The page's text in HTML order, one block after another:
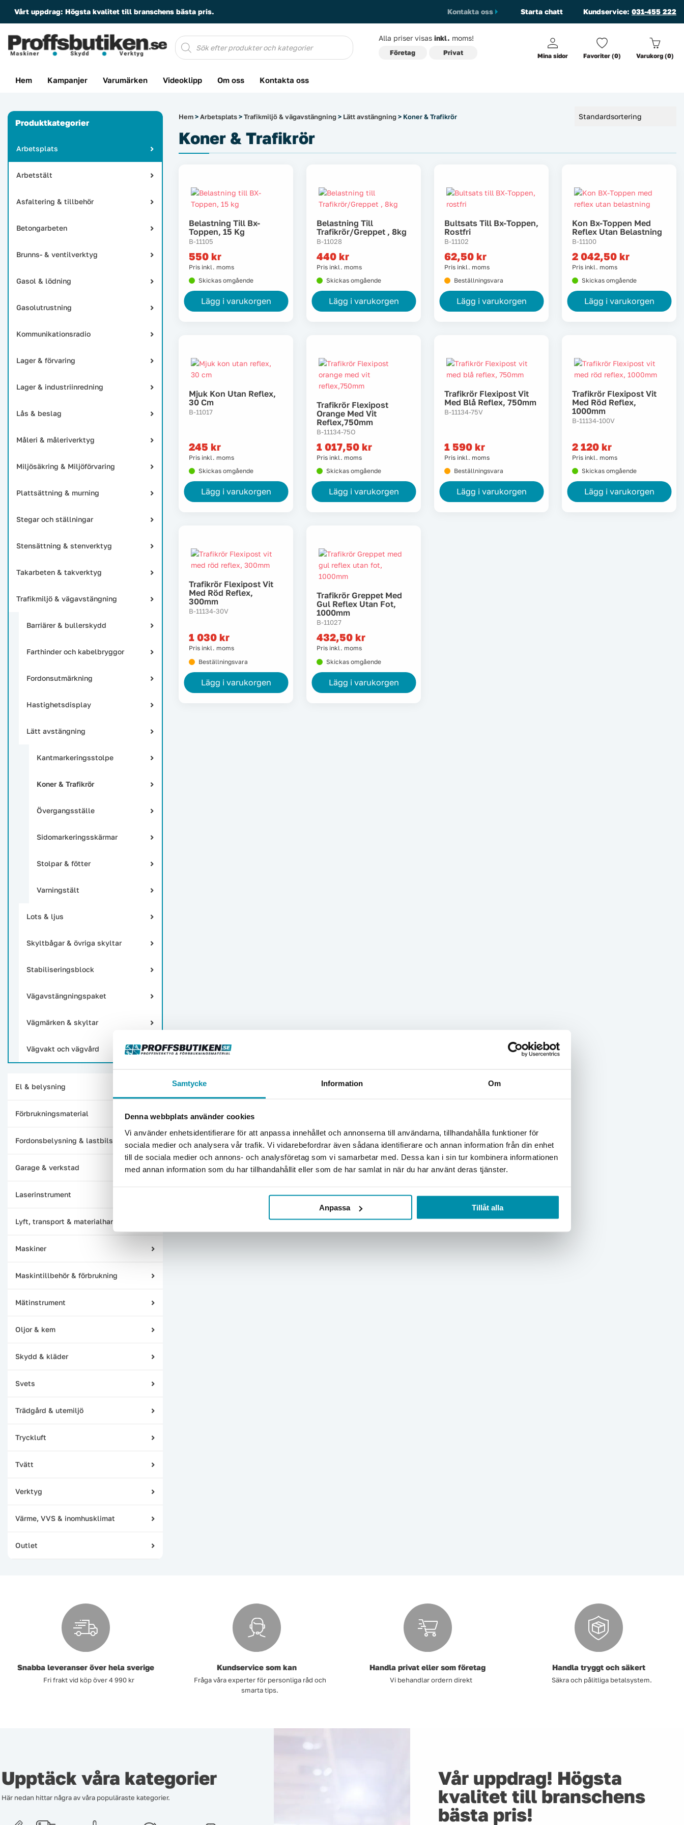
Samtycke Information Om
Denna webbplats använder cookies
Vi använder enhetsidentifierare för att anpassa innehållet och annonserna till användarna, tillhandahålla funktioner för
sociala medier och analysera vår trafik. Vi vidarebefordrar även sådana identifierare och annan information från din enhet
till de sociala medier och annons- och analysföretag som vi samarbetar med. Dessa kan i sin tur kombinera informationen
med annan information som du har tillhandahållit eller som de har samlat in när du har använt deras tjänster.
Anpassa Tillåt alla
Vårt uppdrag: Högsta kvalitet till branschens bästa pris. Kontakta oss Starta chatt Kundservice: 031-455 222
Produktsökning Alla priser visas inkl. moms!
Företag Privat Mina sidor Favoriter (0) Varukorg (0)
Hem Kampanjer Varumärken Videoklipp Om oss Kontakta oss
Produktkategorier
Arbetsplats
Arbetstält
Asfaltering & tillbehör
Betongarbeten
Brunns- & ventilverktyg
Gasol & lödning
Gasolutrustning
Kommunikationsradio
Lager & förvaring
Lager & industriinredning
Lås & beslag
Måleri & måleriverktyg
Miljösäkring & Miljöförvaring
Plattsättning & murning
Stegar och ställningar
Stensättning & stenverktyg
Takarbeten & takverktyg
Trafikmiljö & vägavstängning
Barriärer & bullerskydd
Farthinder och kabelbryggor
Fordonsutmärkning
Hastighetsdisplay
Lätt avstängning
Kantmarkeringsstolpe
Koner & Trafikrör
Övergangsställe
Sidomarkeringsskärmar
Stolpar & fötter
Varningstält
Lots & ljus
Skyltbågar & övriga skyltar
Stabiliseringsblock
Vägavstängningspaket
Vägmärken & skyltar
Vägvakt och vägvård
El & belysning
Förbrukningsmaterial
Fordonsbelysning & lastbilstillbehör
Garage & verkstad
Laserinstrument
Lyft, transport & materialhantering
Maskiner
Maskintillbehör & förbrukning
Mätinstrument
Oljor & kem
Outlet
Skydd & kläder
Svets
Trädgård & utemiljö
Tryckluft
Tvätt
Värme, VVS & inomhusklimat
Verktyg
Hem>Arbetsplats>Trafikmiljö & vägavstängning> Lätt avstängning> Koner & Trafikrör
Koner & Trafikrör
Belastning Till Bx-
Toppen, 15 Kg
B-11105
550 kr
Pris inkl. moms
Skickas omgående
Lägg i varukorgen
Belastning Till
Trafikrör/greppet , 8kg
B-11028
440 kr
Pris inkl. moms
Skickas omgående
Lägg i varukorgen
Bultsats Till Bx-Toppen,
Rostfri
B-11102
62,50 kr
Pris inkl. moms
Beställningsvara
Lägg i varukorgen
Kon Bx-Toppen Med
Reflex Utan Belastning
B-11100
2 042,50 kr
Pris inkl. moms
Skickas omgående
Lägg i varukorgen
Mjuk Kon Utan Reflex,
30 Cm
B-11017
245 kr
Pris inkl. moms
Skickas omgående
Lägg i varukorgen
Trafikrör Flexipost
Orange Med Vit
Reflex,750mm
B-11134-75O
1 017,50 kr
Pris inkl. moms
Skickas omgående
Lägg i varukorgen
Trafikrör Flexipost Vit
Med Blå Reflex, 750mm
B-11134-75V
1 590 kr
Pris inkl. moms
Beställningsvara
Lägg i varukorgen
Trafikrör Flexipost Vit
Med Röd Reflex,
1000mm
B-11134-100V
2 120 kr
Pris inkl. moms
Skickas omgående
Lägg i varukorgen
Trafikrör Flexipost Vit
Med Röd Reflex,
300mm
B-11134-30V
1 030 kr
Pris inkl. moms
Beställningsvara
Lägg i varukorgen
Trafikrör Greppet Med
Gul Reflex Utan Fot,
1000mm
B-11027
432,50 kr
Pris inkl. moms
Skickas omgående
Lägg i varukorgen
Snabba leveranser över hela sverige
Fri frakt vid köp över 4 990 kr
Kundservice som kan
Fråga våra experter för personliga råd och
smarta tips.
Handla privat eller som företag
Vi behandlar ordern direkt
Handla tryggt och säkert
Säkra och pålitliga betalsystem.
Upptäck våra kategorier
Här nedan hittar några av våra populäraste kategorier.
Vår uppdrag! Högsta
kvalitet till branschens
bästa pris!
Välkommen till Proffsbutiken
Företag
Exkl. moms
Privat
Inkl. moms